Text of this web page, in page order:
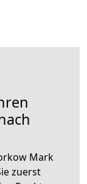
Mark
zuerst